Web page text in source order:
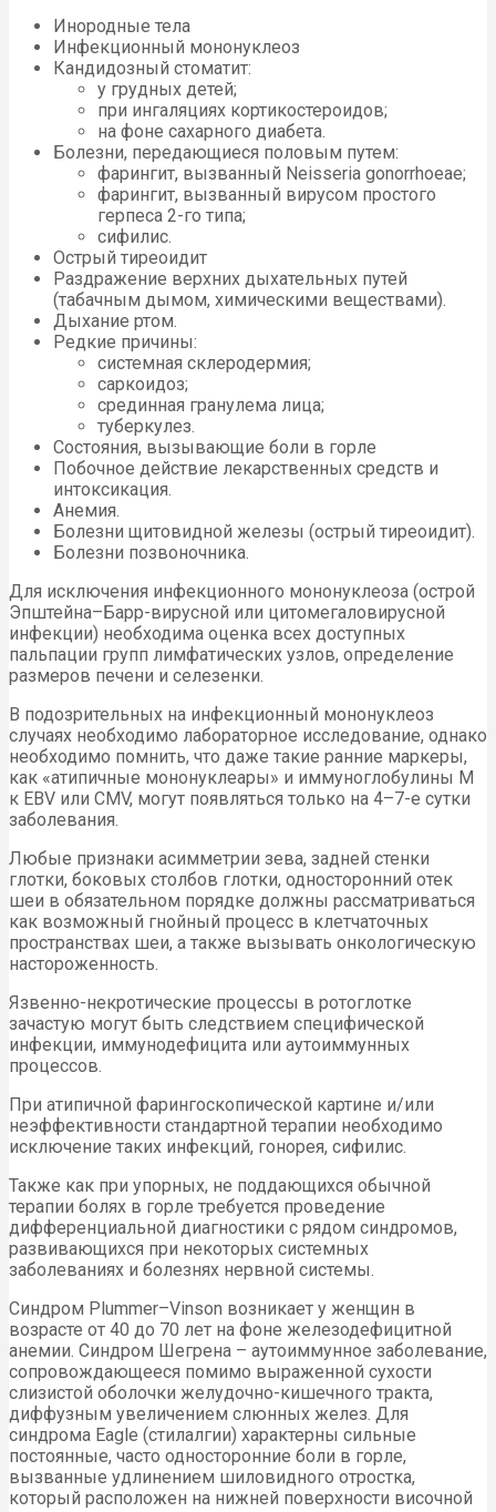
Инородные тела
Инфекционный мононуклеоз
Кандидозный стоматит:
у грудных детей;
при ингаляциях кортикостероидов;
на фоне сахарного диабета.
Болезни, передающиеся половым путем:
фарингит, вызванный Neisseria gonorrhoeae;
фарингит, вызванный вирусом простого
герпеса 2-го типа;
сифилис.
Острый тиреоидит
Раздражение верхних дыхательных путей
(табачным дымом, химическими веществами).
Дыхание ртом.
Редкие причины:
системная склеродермия;
саркоидоз;
срединная гранулема лица;
туберкулез.
Состояния, вызывающие боли в горле
Побочное действие лекарственных средств и
интоксикация.
Анемия.
Болезни щитовидной железы (острый тиреоидит).
Болезни позвоночника.
Для исключения инфекционного мононуклеоза (острой
Эпштейна–Барр-вирусной или цитомегаловирусной
инфекции) необходима оценка всех доступных
пальпации групп лимфатических узлов, определение
размеров печени и селезенки.
В подозрительных на инфекционный мононуклеоз
случаях необходимо лабораторное исследование, однако
необходимо помнить, что даже такие ранние маркеры,
как «атипичные мононуклеары» и иммуноглобулины М
к EBV или CMV, могут появляться только на 4–7-е сутки
заболевания.
Любые признаки асимметрии зева, задней стенки
глотки, боковых столбов глотки, односторонний отек
шеи в обязательном порядке должны рассматриваться
как возможный гнойный процесс в клетчаточных
пространствах шеи, а также вызывать онкологическую
настороженность.
Язвенно-некротические процессы в ротоглотке
зачастую могут быть следствием специфической
инфекции, иммунодефицита или аутоиммунных
процессов.
При атипичной фарингоскопической картине и/или
неэффективности стандартной терапии необходимо
исключение таких инфекций, гонорея, сифилис.
Также как при упорных, не поддающихся обычной
терапии болях в горле требуется проведение
дифференциальной диагностики с рядом синдромов,
развивающихся при некоторых системных
заболеваниях и болезнях нервной системы.
Синдром Plummer–Vinson возникает у женщин в
возрасте от 40 до 70 лет на фоне железодефицитной
анемии. Синдром Шегрена – аутоиммунное заболевание,
сопровождаю­щееся помимо выраженной сухости
слизистой оболочки желудочно-кишечного тракта,
диффузным увеличением слюнных желез. Для
синдрома Eagle (стилалгии) характерны сильные
постоянные, часто односторонние боли в горле,
вызванные удлинением шиловидного отростка,
который расположен на нижней поверхности височной